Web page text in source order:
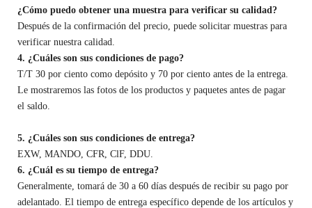
¿Cómo puedo obtener una muestra para verificar su calidad?
Después de la confirmación del precio, puede solicitar muestras para
verificar nuestra calidad.
4. ¿Cuáles son sus condiciones de pago?
T/T 30 por ciento como depósito y 70 por ciento antes de la entrega.
Le mostraremos las fotos de los productos y paquetes antes de pagar
el saldo.
5. ¿Cuáles son sus condiciones de entrega?
EXW, MANDO, CFR, ClF, DDU.
6. ¿Cuál es su tiempo de entrega?
Generalmente, tomará de 30 a 60 días después de recibir su pago por
adelantado. El tiempo de entrega específico depende de los artículos y